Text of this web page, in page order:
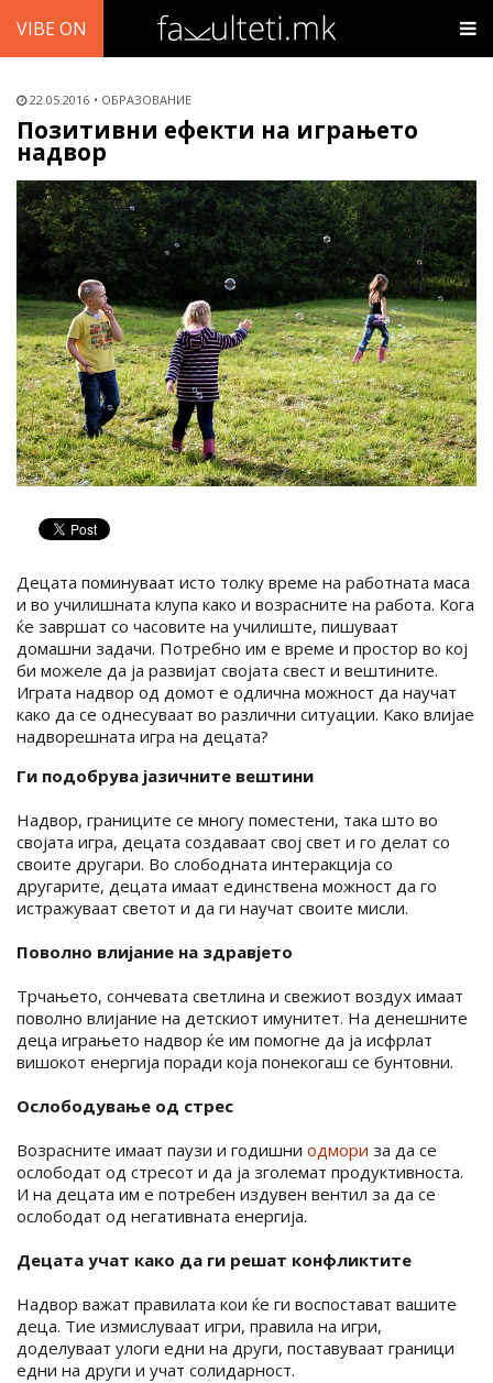
VIBE ON
22.05.2016 ОБРАЗОВАНИЕ
Позитивни ефекти на играњето
надвор
Децата поминуваат исто толку време на работната маса
и во училишната клупа како и возрасните на работа. Кога
ќе завршат со часовите на училиште, пишуваат
домашни задачи. Потребно им е време и простор во кој
би можеле да ја развијат својата свест и вештините.
Играта надвор од домот е одлична можност да научат
како да се однесуваат во различни ситуации. Како влијае
надворешната игра на децата?
Ги подобрува јазичните вештини
Надвор, границите се многу поместени, така што во
својата игра, децата создаваат свој свет и го делат со
своите другари. Во слободната интеракција со
другарите, децата имаат единствена можност да го
истражуваат светот и да ги научат своите мисли.
Поволно влијание на здравјето
Трчањето, сончевата светлина и свежиот воздух имаат
поволно влијание на детскиот имунитет. На денешните
деца играњето надвор ќе им помогне да ја исфрлат
вишокот енергија поради која понекогаш се бунтовни.
Ослободување од стрес
Возрасните имаат паузи и годишни одмори за да се
ослободат од стресот и да ја зголемат продуктивноста.
И на децата им е потребен издувен вентил за да се
ослободат од негативната енергија.
Децата учат како да ги решат конфликтите
Надвор важат правилата кои ќе ги воспостават вашите
деца. Тие измислуваат игри, правила на игри,
доделуваат улоги едни на други, поставуваат граници
едни на други и учат солидарност.